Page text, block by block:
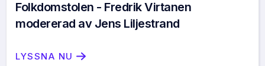
Folkdomstolen - Fredrik Virtanen
modererad av Jens Liljestrand
LYSSNA NU